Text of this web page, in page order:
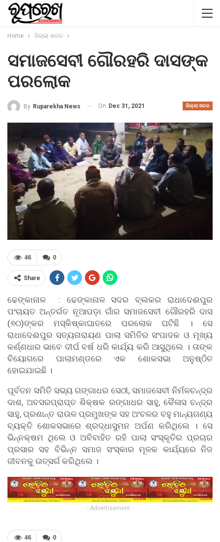
Home ଜିଲ୍ଲା ଖବର
ସମାଜସେବୀ ଗୌରହରି ଦାସଙ୍କ
ପରଲୋକ
ଜିଲ୍ଲା ଖବର
By Ruparekha News On Dec 31, 2021
0
46
Share
ଢେଙ୍କାନାଳ : ଢେଙ୍କାନାଳ ସଦର ବ୍ଲକର ରାଧାଦେଈପୁର
ପଂଚାୟତ ଅନ୍ତର୍ଗତ ନୂଆପଡ଼ା ଗାଁର ସମାଜସେବୀ ଗୌରହରି ଦାସ
(୭୦)ଙ୍କର ମସ୍କିଷ୍କାଘାତରେ ପରଲୋକ ଘଟିଛି । ସେ
ରାଧାଦେଈପୁର ସତ୍ୟନାରାୟଣ ପାଲା ସମିତିର ସଂପାଦକ ଓ ମୂଖ୍ୟ
କର୍ଣ୍ଣଧାର ଭାବେ ଦୀର୍ଘ ବର୍ଷ ଧରି କାର୍ଯ୍ୟ କରି ଆସୁଥିଲେ । ତାଙ୍କ
ବିୟୋଗରେ ପାଲାମଣ୍ଡରେ ଏକ ଶୋକସଭା ଅନୁଷ୍ଠିତ
ହୋଇଯାଇଛି ।
ପୂର୍ବତନ ସମିତି ସଭ୍ୟ ଗଙ୍ଗାଧର ସେଠୀ, ସମାଜସେବୀ ନିର୍ମଳଚନ୍ଦ୍ର
ଦାଶ, ଅବସରପ୍ରାପ୍ତ ଶିକ୍ଷକ ରଙ୍ଗାଧର ସାହୁ, କୈଳାସ ଚନ୍ଦ୍ର
ସାହୁ, ପ୍ରଶାନ୍ତ ରାଉଳ ପ୍ରମୁଖଙ୍କ ସହ ଅଂଚଳର ବହୁ ମାନ୍ୟଗଣ୍ୟ
ବ୍ୟକ୍ତି ଶୋକସଭାରେ ଶ୍ରଦ୍ଧାସୁମନ ଅର୍ପଣ କରିଥିଲେ । ସେ
ଭିନ୍ନକ୍ଷମ ଥିଲେ ଓ ଅବିବାହିତ ରହି ପାଲା ସଂସ୍କୃତିର ପ୍ରଚାର
ପ୍ରସାର ସହ ବିଭିନ୍ନ ସମାଜ ସଂସ୍କାର ମୂଳକ କାର୍ଯ୍ୟରେ ନିଜ
ଜୀବନକୁ ଉତ୍ସର୍ଗ କରିଥିଲେ ।
- Advertisement -
0
46